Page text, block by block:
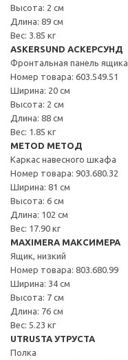
Высота: 2 см
Длина: 89 см
Вес: 3.85 кг
ASKERSUND АСКЕРСУНД
Фронтальная панель ящика
Номер товара: 603.549.51
Ширина: 20 см
Высота: 2 см
Длина: 88 см
Вес: 1.85 кг
METOD МЕТОД
Каркас навесного шкафа
Номер товара: 903.680.32
Ширина: 81 см
Высота: 6 см
Длина: 102 см
Вес: 17.90 кг
MAXIMERA МАКСИМЕРА
Ящик, низкий
Номер товара: 803.680.99
Ширина: 34 см
Высота: 7 см
Длина: 76 см
Вес: 5.23 кг
UTRUSTA УТРУСТА
Полка